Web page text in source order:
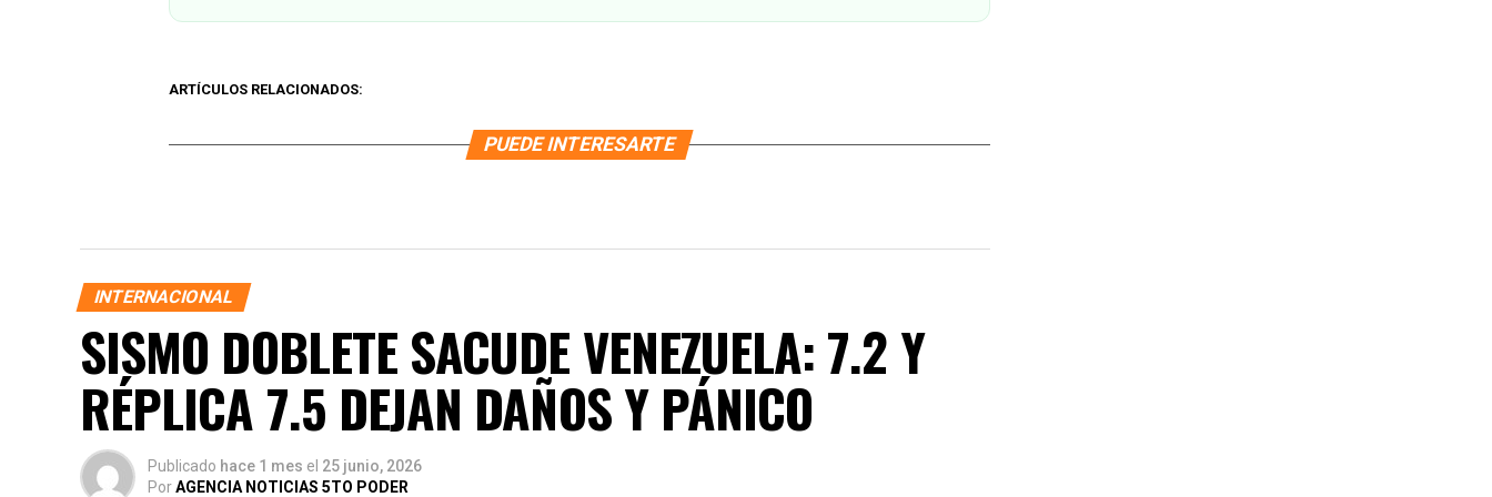
ARTÍCULOS RELACIONADOS:
PUEDE INTERESARTE
INTERNACIONAL
SISMO DOBLETE SACUDE VENEZUELA: 7.2 Y
RÉPLICA 7.5 DEJAN DAÑOS Y PÁNICO
Publicado hace 1 mes el 25 junio, 2026
PorAGENCIA NOTICIAS 5TO PODER